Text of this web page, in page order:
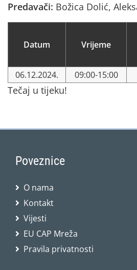
Predavači: Božica Dolić,
Datum Vrijeme
06.12.2024. 09:00-15:00
Tečaj u tijeku!
Poveznice
O nama
Kontakt
Vijesti
EU CAP Mreža
Pravila privatnosti